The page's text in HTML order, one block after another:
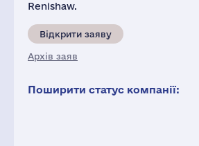
Renishaw.
Відкрити заяву
Архів заяв
Поширити статус компанії: